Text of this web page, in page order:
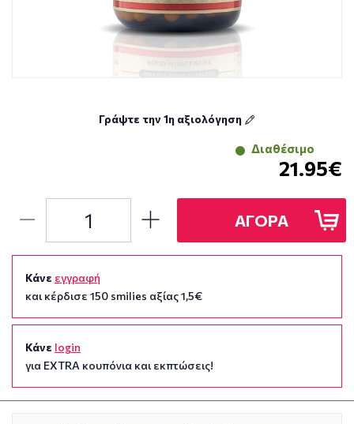
Γράψτε την 1η αξιολόγηση
Διαθέσιμο
21.95€
ΑΓΟΡΑ
Κάνε εγγραφή
και κέρδισε 150 smilies αξίας 1,5€
Κάνε login
για EXTRA κουπόνια και εκπτώσεις!